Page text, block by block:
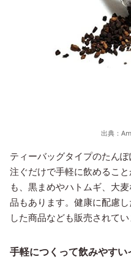
出典：
ティーバッグタイプのたん
注ぐだけで手軽に飲めるこ
も、黒まめやハトムギ、大
品もあります。健康に配慮
した商品なども販売されてい
手軽につくって飲みやす